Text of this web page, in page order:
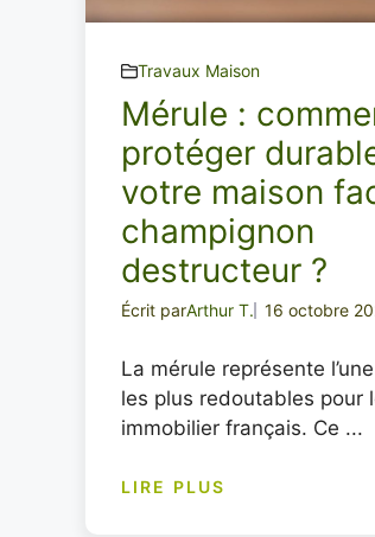
Travaux Maison
Mérule :
protéger
votre maison
champignon
destructeur ?
Écrit parArthur T. 16 octobre
La mérule représente
les plus redoutables pour
immobilier français. Ce ...
LIRE PLUS